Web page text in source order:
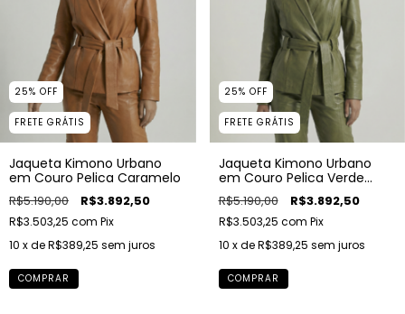
25% OFF
FRETE GRÁTIS
Jaqueta Kimono Urbano
em Couro Pelica Caramelo
R$5.190,00 R$3.892,50
R$3.503,25 com Pix
10 x deR$389,25 sem juros
COMPRAR
25% OFF
FRETE GRÁTIS
Jaqueta Kimono Urbano
em Couro Pelica Verde
Oliva
R$5.190,00 R$3.892,50
R$3.503,25 com Pix
10 x deR$389,25 sem juros
COMPRAR